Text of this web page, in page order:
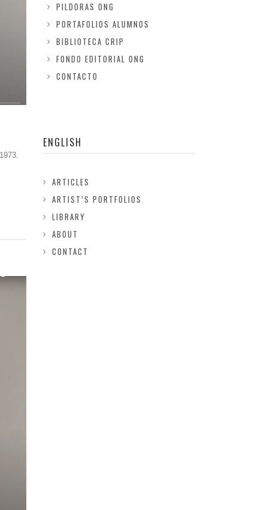
PILDORAS ONG
PORTAFOLIOS ALUMNOS
BIBLIOTECA CRIP
FONDO EDITORIAL ONG
CONTACTO
ENGLISH
ARTICLES
ARTIST’S PORTFOLIOS
LIBRARY
ABOUT
CONTACT